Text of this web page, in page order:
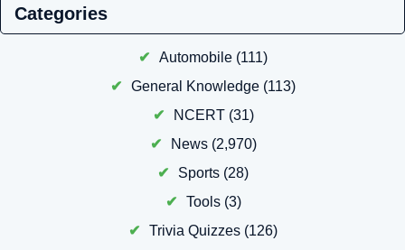
Categories
Automobile (111)
General Knowledge (113)
NCERT(31)
News(2,970)
Sports (28)
Tools(3)
Trivia Quizzes (126)